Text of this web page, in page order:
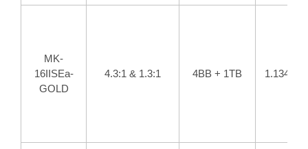
MK-
16IISEa-
GOLD
4.3:1 & 1.3:1 4BB + 1TB 1.134